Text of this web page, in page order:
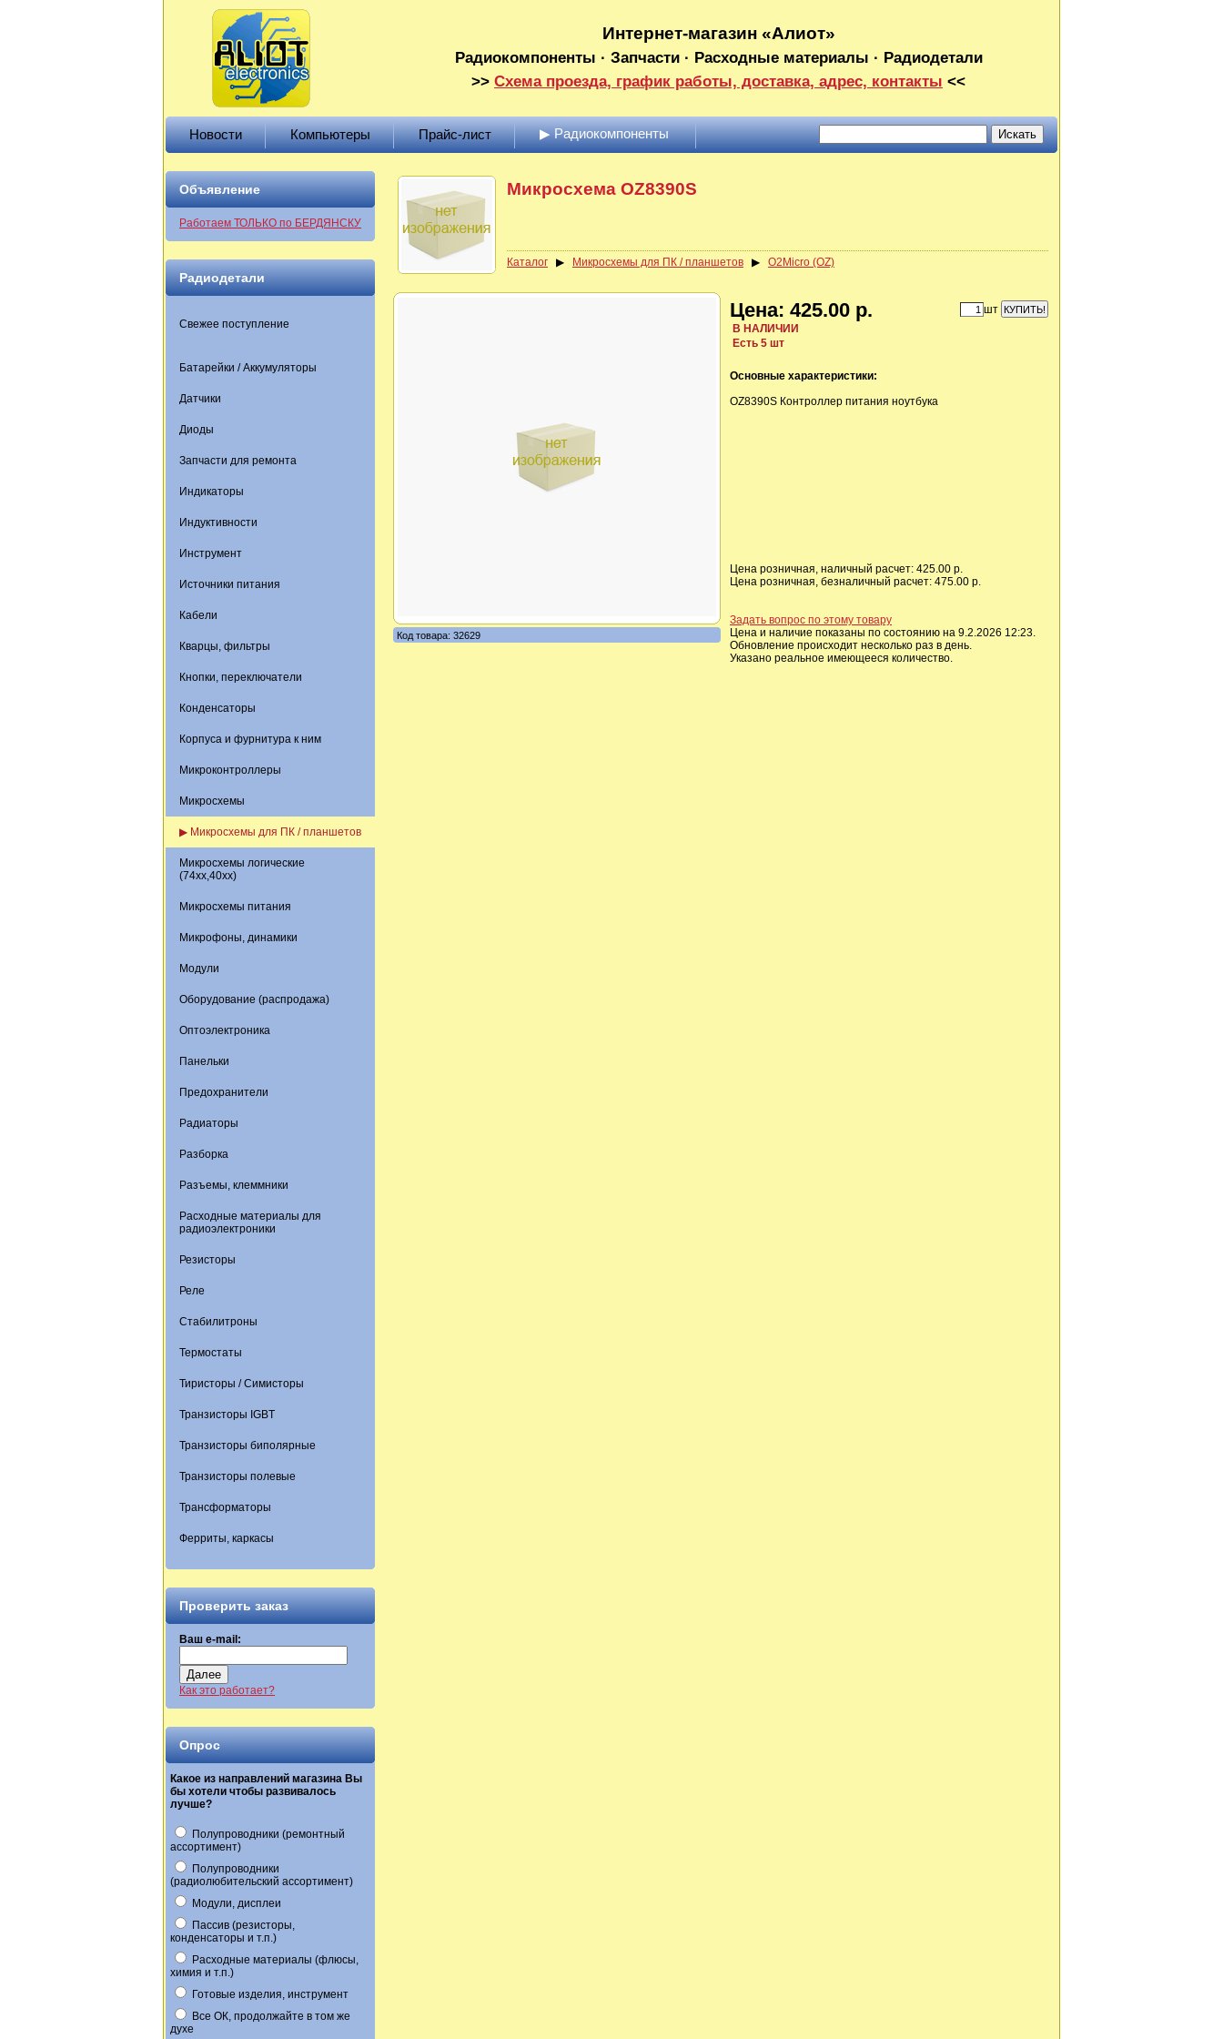
Интернет-магазин «Алиот»
Радиокомпоненты · Запчасти · Расходные материалы · Радиодетали
>> Схема проезда, график работы, доставка, адрес, контакты <<
Новости Компьютеры Прайс-лист ▶ Радиокомпоненты
Объявление
Работаем ТОЛЬКО по БЕРДЯНСКУ
Радиодетали
Свежее поступление
Батарейки / Аккумуляторы
Датчики
Диоды
Запчасти для ремонта
Индикаторы
Индуктивности
Инструмент
Источники питания
Кабели
Кварцы, фильтры
Кнопки, переключатели
Конденсаторы
Корпуса и фурнитура к ним
Микроконтроллеры
Микросхемы
▶ Микросхемы для ПК / планшетов
Микросхемы логические
(74xx,40xx)
Микросхемы питания
Микрофоны, динамики
Модули
Оборудование (распродажа)
Оптоэлектроника
Панельки
Предохранители
Радиаторы
Разборка
Разъемы, клеммники
Расходные материалы для
радиоэлектроники
Резисторы
Реле
Стабилитроны
Термостаты
Тиристоры / Симисторы
Транзисторы IGBT
Транзисторы биполярные
Транзисторы полевые
Трансформаторы
Ферриты, каркасы
Проверить заказ
Ваш e-mail:
Далее
Как это работает?
Опрос
Какое из направлений магазина Вы
бы хотели чтобы развивалось
лучше?
Полупроводники (ремонтный
ассортимент)
Полупроводники
(радиолюбительский ассортимент)
Модули, дисплеи
Пассив (резисторы,
конденсаторы и т.п.)
Расходные материалы (флюсы,
химия и т.п.)
Готовые изделия, инструмент
Все ОК, продолжайте в том же
духе
Микросхема OZ8390S
Каталог ▶ Микросхемы для ПК / планшетов ▶ O2Micro (OZ)
Код товара: 32629
Цена: 425.00 р.
В НАЛИЧИИ
Есть 5 шт
шт
Основные характеристики:
OZ8390S Контроллер питания ноутбука
Цена розничная, наличный расчет: 425.00 р.
Цена розничная, безналичный расчет: 475.00 р.
Задать вопрос по этому товару
Цена и наличие показаны по состоянию на 9.2.2026 12:23.
Обновление происходит несколько раз в день.
Указано реальное имеющееся количество.